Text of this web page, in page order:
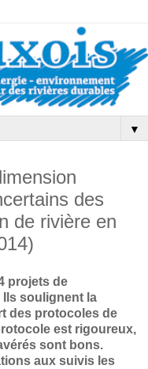
▼
des
de rivière en
projets de
Ils soulignent la
des protocoles de
est rigoureux,
sont bons.
aux suivis les